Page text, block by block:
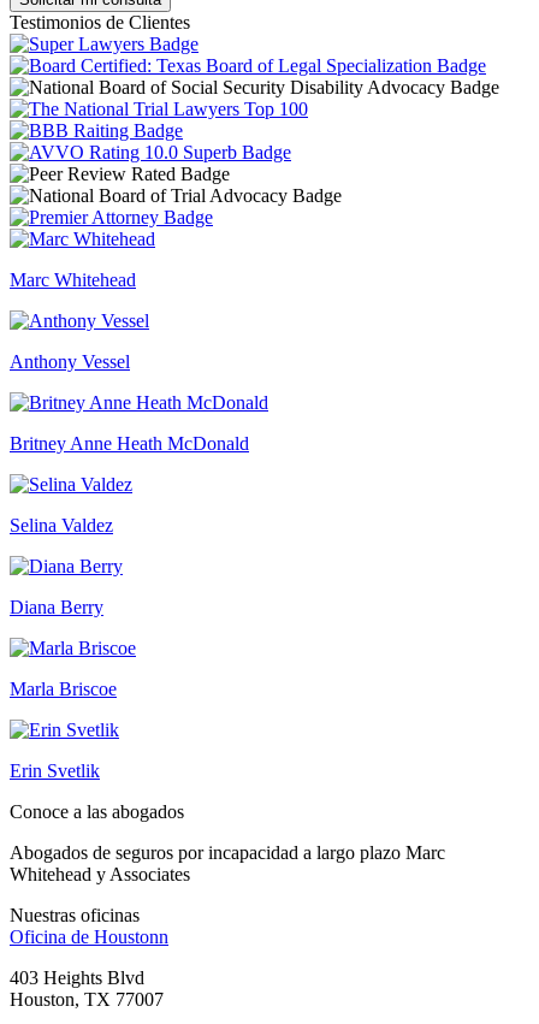
Testimonios de Clientes
Marc Whitehead
Anthony Vessel
Britney Anne Heath McDonald
Selina Valdez
Diana Berry
Marla Briscoe
Erin Svetlik
Conoce a las abogados
Abogados de seguros por incapacidad a largo plazo Marc
Whitehead y Associates
Nuestras oficinas
Oficina de Houstonn
403 Heights Blvd
Houston, TX 77007